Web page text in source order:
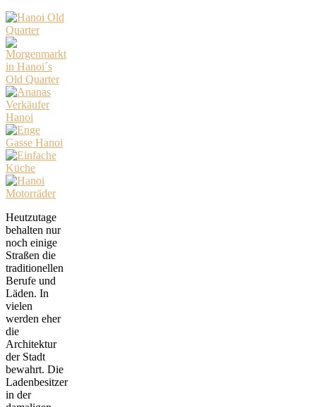
Heutzutage
behalten nur
noch einige
Straßen die
traditionellen
Berufe und
Läden. In
vielen
werden eher
die
Architektur
der Stadt
bewahrt. Die
Ladenbesitzer
in der